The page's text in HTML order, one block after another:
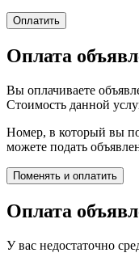
Оплата
Вы оплачиваете
Стоимость данной
Номер, в который вы
можете подать
Оплата
У вас недостаточно